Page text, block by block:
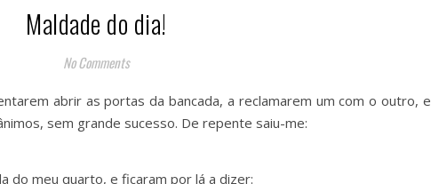
Maldade do dia!
No Comments
abrir as portas da bancada, a reclamarem um com o outro, e
sem grande sucesso. De repente saiu-me:
do meu quarto, e ficaram por lá a dizer: